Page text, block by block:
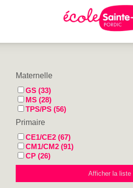
Maternelle
GS (33)
MS (28)
TPS/PS (56)
Primaire
CE1/CE2 (67)
CM1/CM2 (91)
CP (26)